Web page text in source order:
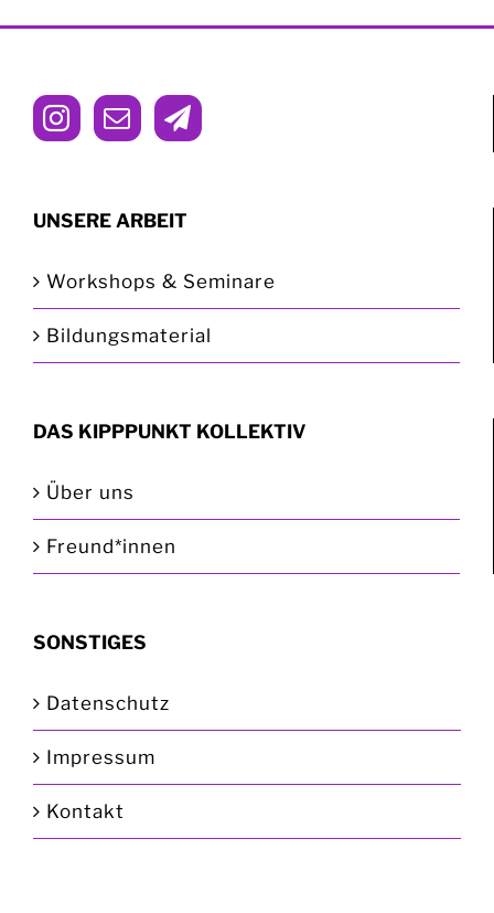
UNSERE ARBEIT
Workshops & Seminare
Bildungsmaterial
DAS KIPPPUNKT KOLLEKTIV
Über uns
Freund*innen
SONSTIGES
Datenschutz
Impressum
Kontakt